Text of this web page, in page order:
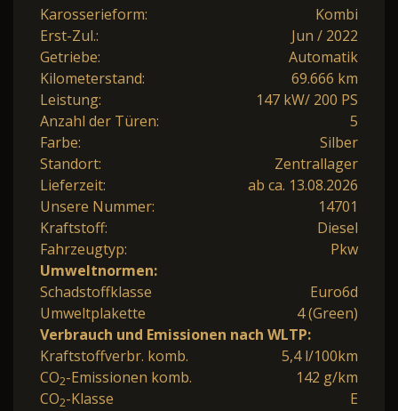
Karosserieform:
Kombi
Erst-Zul.:
Jun / 2022
Getriebe:
Automatik
Kilometerstand:
69.666 km
Leistung:
147 kW/ 200 PS
Anzahl der Türen:
5
Farbe:
Silber
Standort:
Zentrallager
Lieferzeit:
ab ca. 13.08.2026
Unsere Nummer:
14701
Kraftstoff:
Diesel
Fahrzeugtyp:
Pkw
Umweltnormen:
Schadstoffklasse
Euro6d
Umweltplakette
4 (Green)
Verbrauch und Emissionen nach WLTP:
Kraftstoffverbr. komb.
5,4 l/100km
CO2-Emissionen komb.
142 g/km
CO2-Klasse E